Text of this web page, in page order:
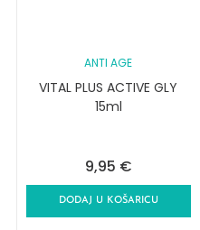
ANTI AGE
VITAL PLUS ACTIVE GLY
15ml
9,95 €
DODAJ U KOŠARICU